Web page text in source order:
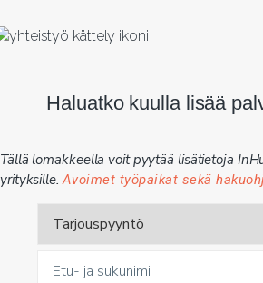
Haluatko kuulla lisää
Tällä lomakkeella voit pyytää lisätietoja
yrityksille.Avoimet työpaikat sekä